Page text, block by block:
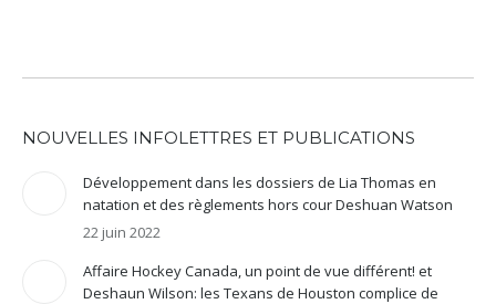
NOUVELLES INFOLETTRES ET PUBLICATIONS
Développement dans les dossiers de Lia Thomas en
natation et des règlements hors cour Deshuan Watson
22 juin 2022
Affaire Hockey Canada, un point de vue différent! et
Deshaun Wilson: les Texans de Houston complice de